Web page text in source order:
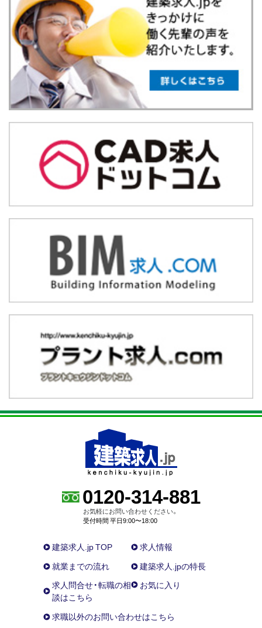
0120-314-881
お気軽にお問い合わせください。
受付時間 平日9:00〜18:00
建築求人.jp TOP
求人情報
就業までの流れ
建築求人.jpの特長
求人問合せ・転職の相
談はこちら
お気に入り
求職以外のお問い合わせはこちら